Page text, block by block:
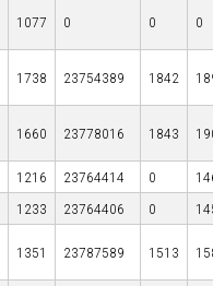
1077 0 0 0
1738 23754389 1842
1660 23778016 1843
1216 23764414 0
1233 23764406 0
1351 23787589 1513